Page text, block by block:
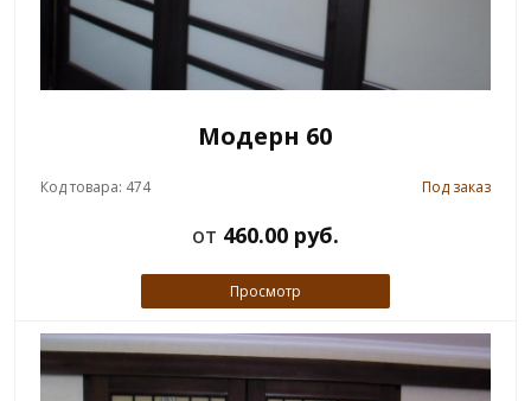
Модерн 60
Код товара: 474 Под заказ
от 460.00 руб.
Просмотр